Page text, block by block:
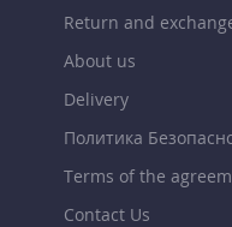
Return and
About us
Delivery
Политика
Terms of the
Contact Us